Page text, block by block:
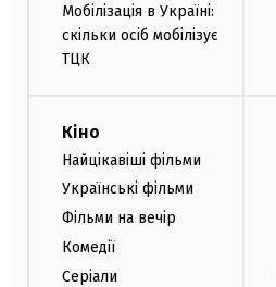
Мобілізація в Україні:
скільки осіб мобілізує
ТЦК
Кіно
Найцікавіші фільми
Українські фільми
Фільми на вечір
Комедії
Серіали